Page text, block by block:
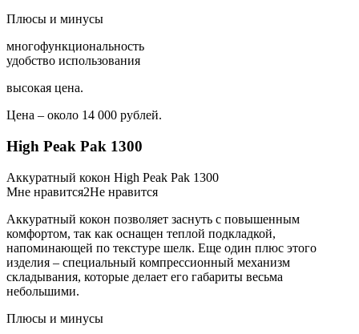
Плюсы и минусы
многофункциональность
удобство использования
высокая цена.
Цена – около 14 000 рублей.
High Peak Pak 1300
Аккуратный кокон High Peak Pak 1300
Мне нравится2Не нравится
Аккуратный кокон позволяет заснуть с повышенным
комфортом, так как оснащен теплой подкладкой,
напоминающей по текстуре шелк. Еще один плюс этого
изделия – специальный компрессионный механизм
складывания, которые делает его габариты весьма
небольшими.
Плюсы и минусы